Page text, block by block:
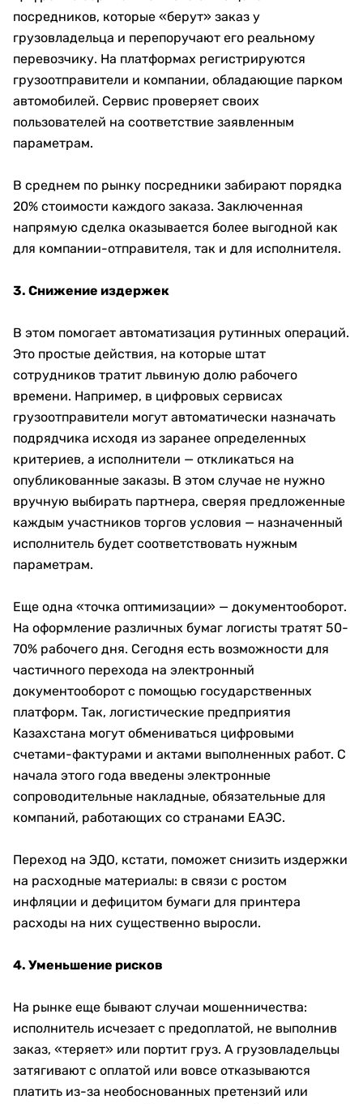
посредников, которые «берут» заказ у
грузовладельца и перепоручают его реальному
перевозчику. На платформах регистрируются
грузоотправители и компании, обладающие парком
автомобилей. Сервис проверяет своих
пользователей на соответствие заявленным
параметрам.
В среднем по рынку посредники забирают порядка
20% стоимости каждого заказа. Заключенная
напрямую сделка оказывается более выгодной как
для компании-отправителя, так и для исполнителя.
3. Снижение издержек
В этом помогает автоматизация рутинных операций.
Это простые действия, на которые штат
сотрудников тратит львиную долю рабочего
времени. Например, в цифровых сервисах
грузоотправители могут автоматически назначать
подрядчика исходя из заранее определенных
критериев, а исполнители — откликаться на
опубликованные заказы. В этом случае не нужно
вручную выбирать партнера, сверяя предложенные
каждым участников торгов условия — назначенный
исполнитель будет соответствовать нужным
параметрам.
Еще одна «точка оптимизации» — документооборот.
На оформление различных бумаг логисты тратят 50-
70% рабочего дня. Сегодня есть возможности для
частичного перехода на электронный
документооборот с помощью государственных
платформ. Так, логистические предприятия
Казахстана могут обмениваться цифровыми
счетами-фактурами и актами выполненных работ. С
начала этого года введены электронные
сопроводительные накладные, обязательные для
компаний, работающих со странами ЕАЭС.
Переход на ЭДО, кстати, поможет снизить издержки
на расходные материалы: в связи с ростом
инфляции и дефицитом бумаги для принтера
расходы на них существенно выросли.
4. Уменьшение рисков
На рынке еще бывают случаи мошенничества:
исполнитель исчезает с предоплатой, не выполнив
заказ, «теряет» или портит груз. А грузовладельцы
затягивают с оплатой или вовсе отказываются
платить из-за необоснованных претензий или